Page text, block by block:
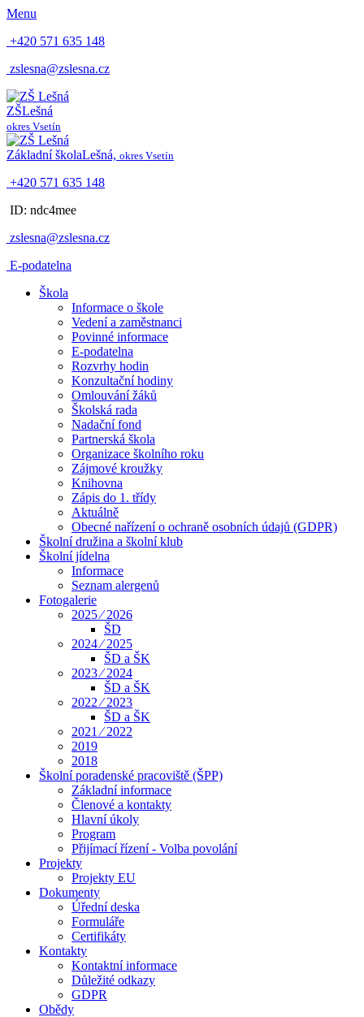
Menu
+420 571 635 148
zslesna@zslesna.cz
ZŠLešná
okres Vsetín
Základní školaLešná, okres Vsetín
+420 571 635 148
ID: ndc4mee
zslesna@zslesna.cz
E-podatelna
Škola
Informace o škole
Vedení a zaměstnanci
Povinné informace
E-podatelna
Rozvrhy hodin
Konzultační hodiny
Omlouvání žáků
Školská rada
Nadační fond
Partnerská škola
Organizace školního roku
Zájmové kroužky
Knihovna
Zápis do 1. třídy
Aktuálně
Obecné nařízení o ochraně osobních údajů (GDPR)
Školní družina a školní klub
Školní jídelna
Informace
Seznam alergenů
Fotogalerie
2025 ⁄ 2026
ŠD
2024 ⁄ 2025
ŠD a ŠK
2023 ⁄ 2024
ŠD a ŠK
2022 ⁄ 2023
ŠD a ŠK
2021 ⁄ 2022
2019
2018
Školní poradenské pracoviště (ŠPP)
Základní informace
Členové a kontakty
Hlavní úkoly
Program
Přijímací řízení - Volba povolání
Projekty
Projekty EU
Dokumenty
Úřední deska
Formuláře
Certifikáty
Kontakty
Kontaktní informace
Důležité odkazy
GDPR
Obědy